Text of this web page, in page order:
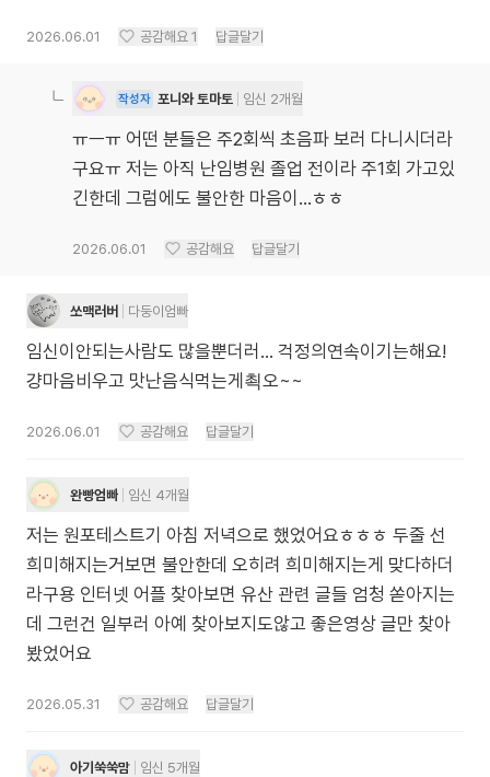
2026.06.01 공감해요 1 답글달기
작성자 포니와 토마토 임신 2개월
ㅠㅡㅠ 어떤 분들은 주2회씩 초음파 보러 다니시더라
구요ㅠ 저는 아직 난임병원 졸업 전이라 주1회 가고있
긴한데 그럼에도 불안한 마음이…ㅎㅎ
2026.06.01 공감해요 답글달기
쏘맥러버 다둥이엄빠
임신이안되는사람도 많을뿐더러... 걱정의연속이기는해요!
걍마음비우고 맛난음식먹는게쵝오~~
2026.06.01 공감해요 답글달기
완빵엄빠 임신 4개월
저는 원포테스트기 아침 저녁으로 했었어요ㅎㅎㅎ 두줄 선
희미해지는거보면 불안한데 오히려 희미해지는게 맞다하더
라구용 인터넷 어플 찾아보면 유산 관련 글들 엄청 쏟아지는
데 그런건 일부러 아예 찾아보지도않고 좋은영상 글만 찾아
봤었어요
2026.05.31 공감해요 답글달기
아기쑥쑥맘 임신 5개월